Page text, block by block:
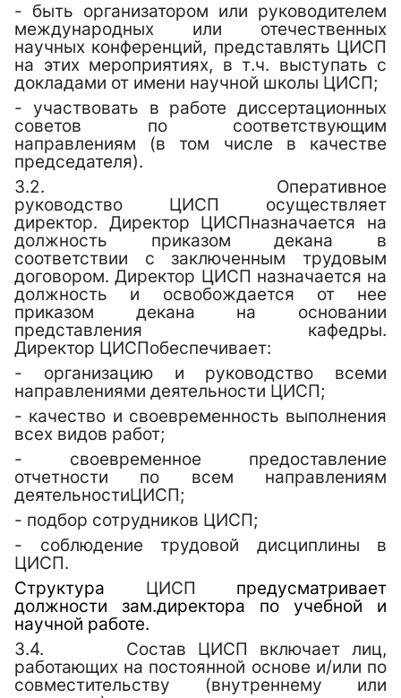
- быть организатором или руководителем
международных или отечественных
научных конференций, представлять ЦИСП
на этих мероприятиях, в т.ч. выступать с
докладами от имени научной школы ЦИСП;
- участвовать в работе диссертационных
советов по соответствующим
направлениям (в том числе в качестве
председателя).
3.2.
Оперативное
руководство ЦИСП осуществляет
директор. Директор ЦИСПназначается на
должность приказом декана в
соответствии с заключенным трудовым
договором. Директор ЦИСП назначается на
должность и освобождается от нее
приказом декана на основании
представления кафедры.
Директор ЦИСПобеспечивает:
- организацию и руководство всеми
направлениями деятельности ЦИСП;
- качество и своевременность выполнения
всех видов работ;
- своевременное предоставление
отчетности по всем направлениям
деятельностиЦИСП;
- подбор сотрудников ЦИСП;
- соблюдение трудовой дисциплины в
ЦИСП.
Структура ЦИСП предусматривает
должности зам.директора по учебной и
научной работе.
3.4.
Состав ЦИСП включает лиц,
работающих на постоянной основе и/или по
совместительству (внутреннему или